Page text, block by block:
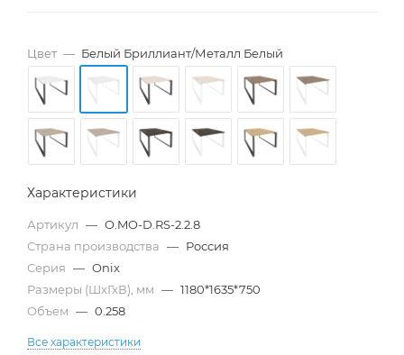
Цвет — Белый Бриллиант/Металл Белый
Характеристики
Артикул — O.MO-D.RS-2.2.8
Страна производства — Россия
Серия — Onix
Размеры (ШхГхВ), мм — 1180*1635*750
Объем — 0.258
Все характеристики